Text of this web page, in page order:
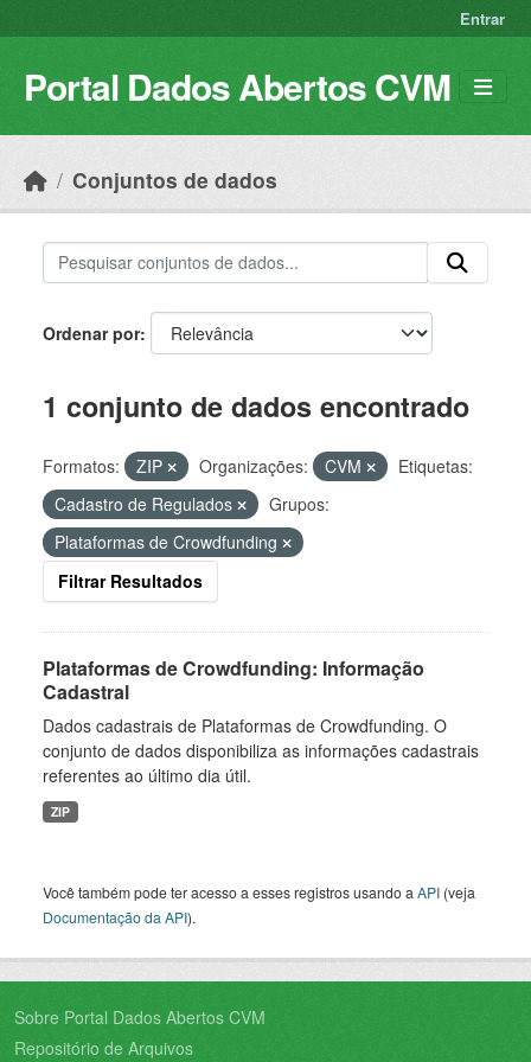
Entrar
Portal Dados Abertos CVM
Conjuntos de dados
Ordenar por
1 conjunto de dados encontrado
Formatos: ZIP Organizações: CVM
Etiquetas:
Cadastro de Regulados
Grupos:
Plataformas de Crowdfunding
Filtrar Resultados
Plataformas de Crowdfunding: Informação
Cadastral
Dados cadastrais de Plataformas de Crowdfunding. O
conjunto de dados disponibiliza as informações cadastrais
referentes ao último dia útil.
ZIP
Você também pode ter acesso a esses registros usando a API (veja
Documentação da API).
Sobre Portal Dados Abertos CVM
Repositório de Arquivos